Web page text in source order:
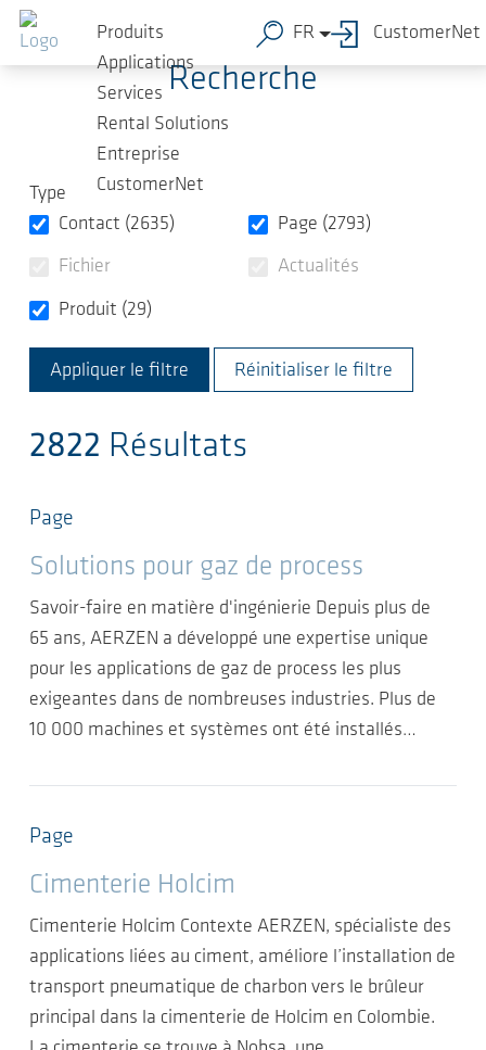
Sauter au contenu principal
Produits
Applications
Services
Rental Solutions
Entreprise
CustomerNet
FR CustomerNet
Recherche
Type
Contact (2635)
Page (2793)
Fichier Actualités
Produit (29)
Réinitialiser le filtre
2822 Résultats
Page
Solutions pour gaz de process
Savoir-faire en matière d'ingénierie Depuis plus de
65 ans, AERZEN a développé une expertise unique
pour les applications de gaz de process les plus
exigeantes dans de nombreuses industries. Plus de
10 000 machines et systèmes ont été installés…
Page
Cimenterie Holcim
Cimenterie Holcim Contexte AERZEN, spécialiste des
applications liées au ciment, améliore l’installation de
transport pneumatique de charbon vers le brûleur
principal dans la cimenterie de Holcim en Colombie.